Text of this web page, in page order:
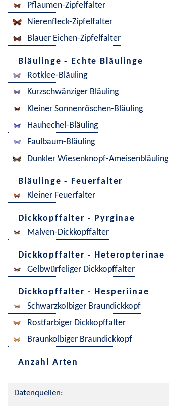
Pflaumen-Zipfelfalter
Nierenfleck-Zipfelfalter
Blauer Eichen-Zipfelfalter
Bläulinge - Echte Bläulinge
Rotklee-Bläuling
Kurzschwänziger Bläuling
Kleiner Sonnenröschen-Bläuling
Hauhechel-Bläuling
Faulbaum-Bläuling
Dunkler Wiesenknopf-Ameisenbläuling
Bläulinge - Feuerfalter
Kleiner Feuerfalter
Dickkopffalter - Pyrginae
Malven-Dickkopffalter
Dickkopffalter - Heteropterinae
Gelbwürfeliger Dickkopffalter
Dickkopffalter - Hesperiinae
Schwarzkolbiger Braundickkopf
Rostfarbiger Dickkopffalter
Braunkolbiger Braundickkopf
Anzahl Arten
Datenquellen: